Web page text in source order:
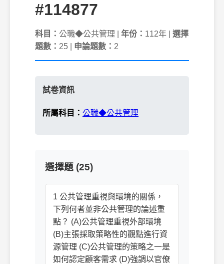
#114877
科目： 公職◆公共管理 | 年份： 112年 | 選擇
題數： 25 | 申論題數： 2
試卷資訊
所屬科目： 公職◆公共管理
選擇題 (25)
1 公共管理重視與環境的關係，
下列何者並非公共管理的論述重
點？ (A)公共管理重視外部環境
(B)主張採取策略性的觀點進行資
源管理 (C)公共管理的策略之一是
如何認定顧客需求 (D)強調以官僚